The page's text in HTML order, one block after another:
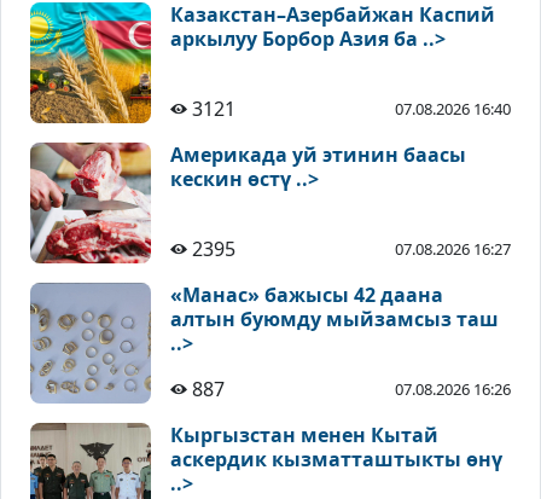
Казакстан–Азербайжан Каспий
аркылуу Борбор Азия ба ..>
3121 07.08.2026 16:40
Америкада уй этинин баасы
кескин өстү ..>
2395 07.08.2026 16:27
«Манас» бажысы 42 даана
алтын буюмду мыйзамсыз таш
..>
887
07.08.2026 16:26
Кыргызстан менен Кытай
аскердик кызматташтыкты өнү
..>